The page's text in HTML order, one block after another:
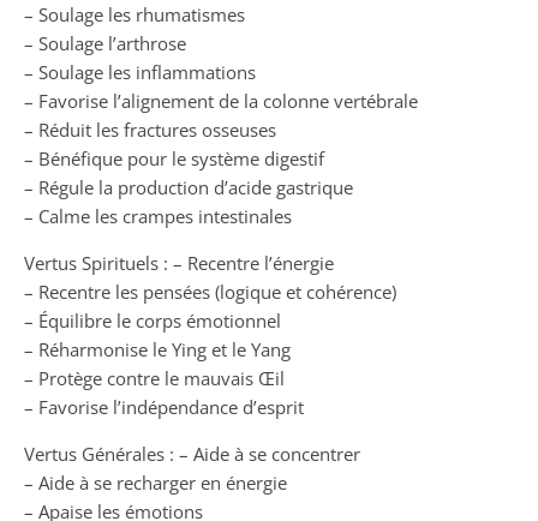
– Soulage les rhumatismes
– Soulage l’arthrose
– Soulage les inflammations
– Favorise l’alignement de la colonne vertébrale
– Réduit les fractures osseuses
– Bénéfique pour le système digestif
– Régule la production d’acide gastrique
– Calme les crampes intestinales
Vertus Spirituels : – Recentre l’énergie
– Recentre les pensées (logique et cohérence)
– Équilibre le corps émotionnel
– Réharmonise le Ying et le Yang
– Protège contre le mauvais Œil
– Favorise l’indépendance d’esprit
Vertus Générales : – Aide à se concentrer
– Aide à se recharger en énergie
– Apaise les émotions